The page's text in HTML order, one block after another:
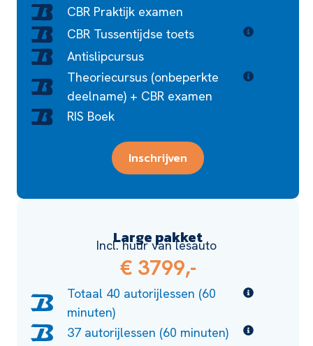
CBR Praktijk examen
CBR Tussentijdse toets
Antislipcursus
Theoriecursus (onbeperkte
deelname) + CBR examen
RIS Boek
Inschrijven
Large pakket
Incl. huur van lesauto
€ 3799,-
Totaal 40 autorijlessen (60
minuten)
37 autorijlessen (60 minuten)